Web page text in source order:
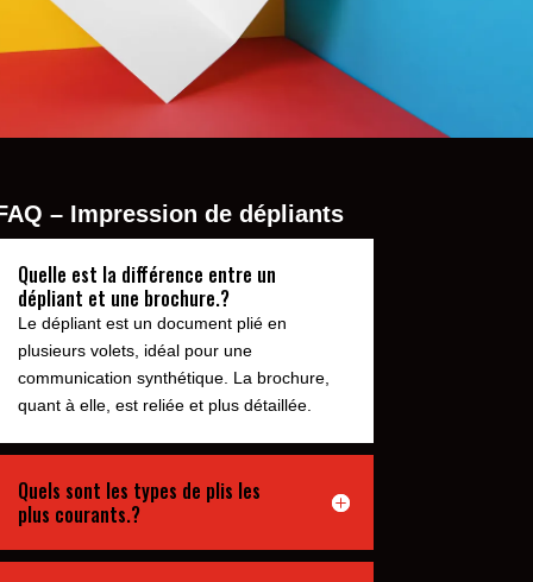
– Impression de dépliants
Quelle est la différence entre un
dépliant et une brochure.?
Le dépliant est un document plié en
plusieurs volets, idéal pour une
communication synthétique. La brochure,
quant à elle, est reliée et plus détaillée.
Quels sont les types de plis les
plus courants.?